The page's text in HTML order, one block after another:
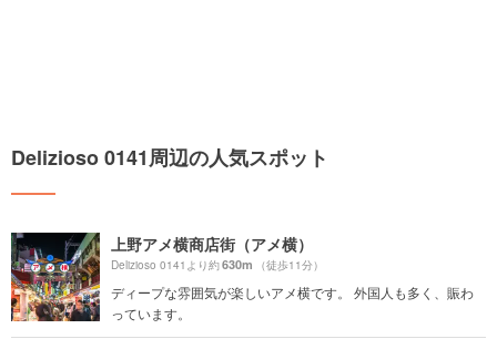
Delizioso 0141周辺の人気スポット
上野アメ横商店街（アメ横）
Delizioso 0141より約630m （徒歩11分）
ディープな雰囲気が楽しいアメ横です。 外国人も多く、賑わ
っています。